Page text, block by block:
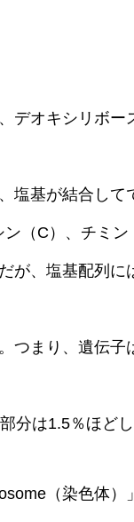
デオキシリボ
塩基が結合し
（C）、チミン
が、塩基配列
つまり、遺伝子
分は1.5％ほどし
（染色体